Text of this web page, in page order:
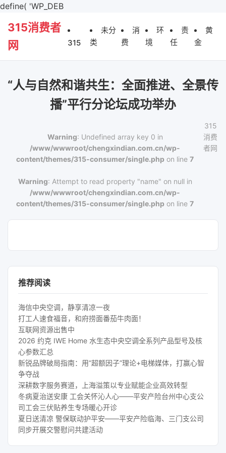
define( 'WP_DEB
315消费者
网
315
未分
类
消
费
环
境
责
任
黄
金
“人与自然和谐共生：全面推进、全景传
播”平行分论坛成功举办
Warning: Undefined array key 0 in
/www/wwwroot/chengxindian.com.cn/wp-
content/themes/315-consumer/single.php on line7
Warning: Attempt to read property "name" on null in
/www/wwwroot/chengxindian.com.cn/wp-
content/themes/315-consumer/single.php on line7
315
消费
者网
推荐阅读
海信中央空调，静享清凉一夜
打工人速食福音，和府捞面番茄牛肉面！
互联网资源出售中
2026 约克 IWE Home 水生态中央空调全系列产品型号及核
心参数汇总
新锐品牌破局指南：用“超额因子”理论+电梯媒体，打赢心智
争夺战
深耕数字服务赛道，上海溢策以专业赋能企业高效转型
冬病夏治送安康 工会关怀沁人心——平安产险台州中心支公
司工会三伏贴养生专场暖心开诊
夏日送清凉 警保联动护平安——平安产险临海、三门支公司
同步开展交警慰问共建活动